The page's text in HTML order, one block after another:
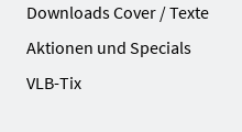
Downloads Cover / Texte
Aktionen und Specials
VLB-Tix